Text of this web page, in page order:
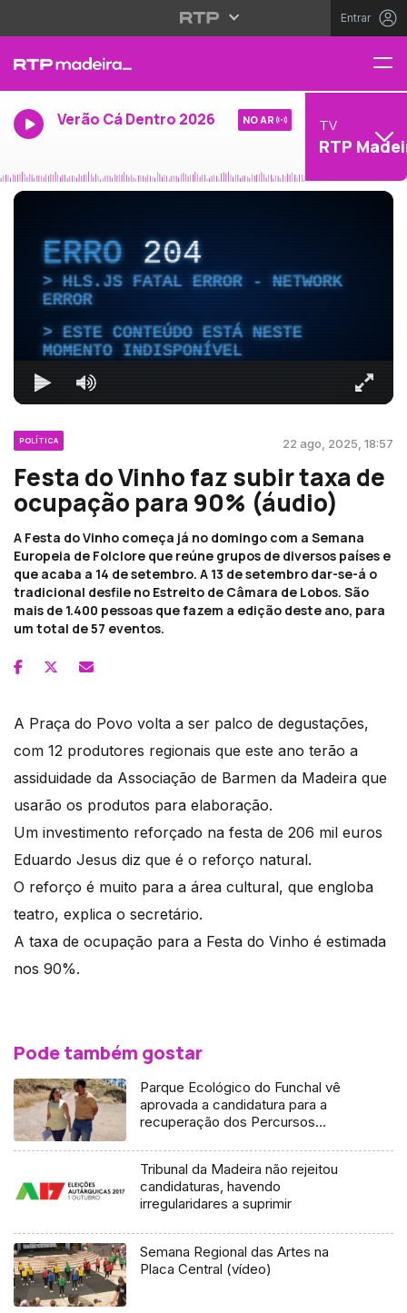
Entrar
Verão Cá Dentro 2026 NO AR TV
RTP
ERRO204
HLS.JS FATAL ERROR - NETWORK
ERROR
ESTE CONTEÚDO ESTÁ NESTE
MOMENTO INDISPONÍVEL
POLÍTICA 22 ago, 2025, 18:57
Festa do Vinho faz subir taxa de
ocupação para 90% (áudio)
A Festa do Vinho começa já no domingo com a Semana
Europeia de Folclore que reúne grupos de diversos países e
que acaba a 14 de setembro. A 13 de setembro dar-se-á o
tradicional desfile no Estreito de Câmara de Lobos. São
mais de 1.400 pessoas que fazem a edição deste ano, para
um total de 57 eventos.
A Praça do Povo volta a ser palco de degustações,
com 12 produtores regionais que este ano terão a
assiduidade da Associação de Barmen da Madeira que
usarão os produtos para elaboração.
Um investimento reforçado na festa de 206 mil euros
Eduardo Jesus diz que é o reforço natural.
O reforço é muito para a área cultural, que engloba
teatro, explica o secretário.
A taxa de ocupação para a Festa do Vinho é estimada
nos 90%.
Pode também gostar
Parque Ecológico do Funchal vê
aprovada a candidatura para a
recuperação dos Percursos
Tribunal da Madeira não rejeitou
candidaturas, havendo
irregularidares a suprimir
Semana Regional das Artes na
Placa Central (vídeo)